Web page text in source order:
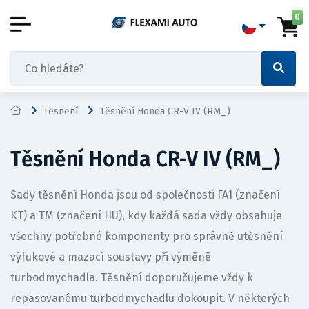
0
Těsnění Těsnění Honda CR-V IV (RM_)
Těsnění Honda CR-V IV (RM_)
Sady těsnění Honda jsou od společnosti FA1 (značení
KT) a TM (značení HU), kdy každá sada vždy obsahuje
všechny potřebné komponenty pro správně utěsnění
výfukové a mazací soustavy při výměně
turbodmychadla. Těsnění doporučujeme vždy k
repasovanému turbodmychadlu dokoupit. V některých